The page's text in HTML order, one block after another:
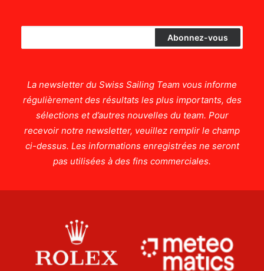
La newsletter du Swiss Sailing Team vous informe
régulièrement des résultats les plus importants, des
sélections et d’autres nouvelles du team. Pour
recevoir notre newsletter, veuillez remplir le champ
ci-dessus. Les informations enregistrées ne seront
pas utilisées à des fins commerciales.